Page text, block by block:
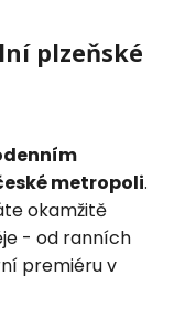
plzeňské
metropoli.
okamžitě
- od ranních
premiéru v